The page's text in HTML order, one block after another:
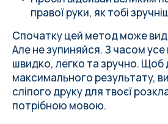
правої руки, як тобі
Спочатку цей метод може
Але не зупиняйся. З часом
швидко, легко та зручно. Щоб
максимального результату,
сліпого друкудля твоєї
потрібною мовою.